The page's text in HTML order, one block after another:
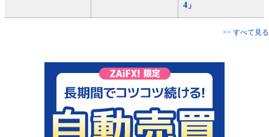
4」
>> すべて見る